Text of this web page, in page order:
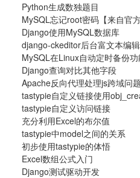
Python生成数独题目
MySQL忘记root密码【来自官
Django使用MySQL数据库
django-ckeditor后台富文本编
MySQL在Linux自动定时备份
Django查询对比其他字段
Apache反向代理处理js跨域问题
tastypie自定义链接使用
tastypie自定义访问链接
充分利用Excel的布尔值
tastypie中model之间的关系
初步使用tastypie的体悟
Excel数组公式入门
Django测试驱动开发